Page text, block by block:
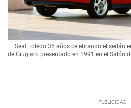
Seat Toledo 35 años celebrando el sedán
de Giugiaro presentado en 1991 en el Salón